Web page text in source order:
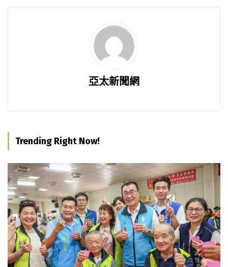
亞太新聞網
Trending Right Now!